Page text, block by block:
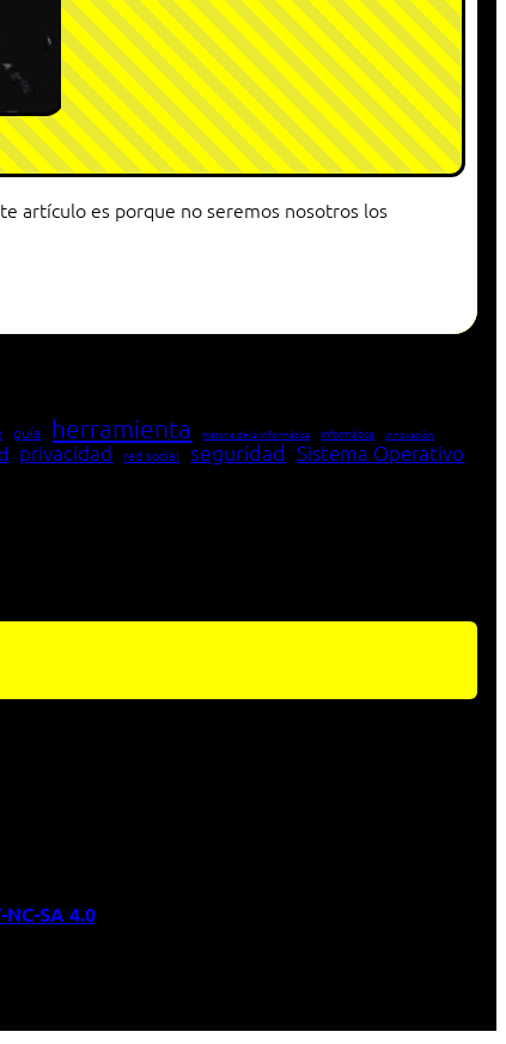
artículo es porque no seremos nosotros los
guía herramienta historia de la Informática Informática innovación
privacidad red social seguridad Sistema Operativo
SA 4.0